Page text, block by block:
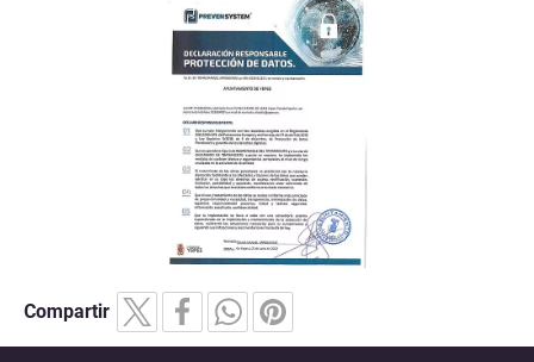
Compartir